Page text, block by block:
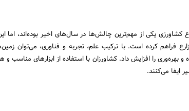
یکی از مهم‌ترین چالش‌ها در سال‌های اخیر بوده‌اند، اما
فراهم کرده است. با ترکیب علم، تجربه و فناوری، می‌توان
بهره‌وری را افزایش داد. کشاورزان با استفاده از ابزارهای
ایفا می‌کنند.